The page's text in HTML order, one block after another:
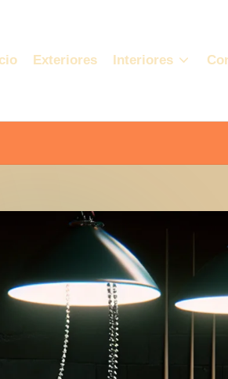
Exteriores Interiores